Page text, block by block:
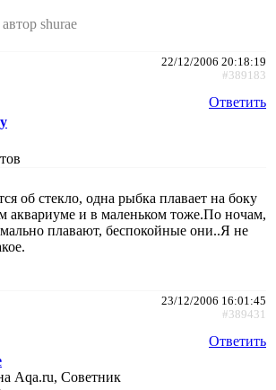
shurae
22/12/2006 20:18:19
#389183
Ответить
об стекло, одна рыбка плавает на боку
аквариуме и в маленьком тоже.По ночам,
плавают, беспокойные они..Я не
23/12/2006 16:01:45
#389431
Ответить
Aqa.ru, Советник